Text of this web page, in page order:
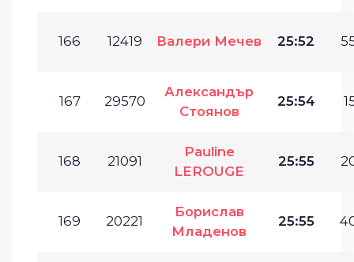
166 12419 Валери Мечев 25:52
167 29570
Александър
Стоянов
25:54
168 21091
Pauline
LEROUGE
25:55
169 20221
Борислав
Младенов
25:55